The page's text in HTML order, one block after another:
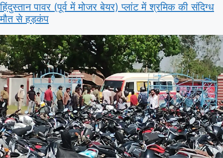
हिंदुस्तान पावर (पूर्व में मोजर बेयर) प्लांट में श्रमिक की संदिग्ध
मौत से हड़कंप